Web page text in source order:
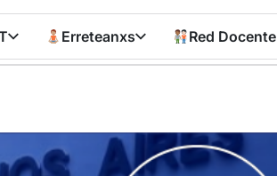
Erreteanxs Red Docente
RT